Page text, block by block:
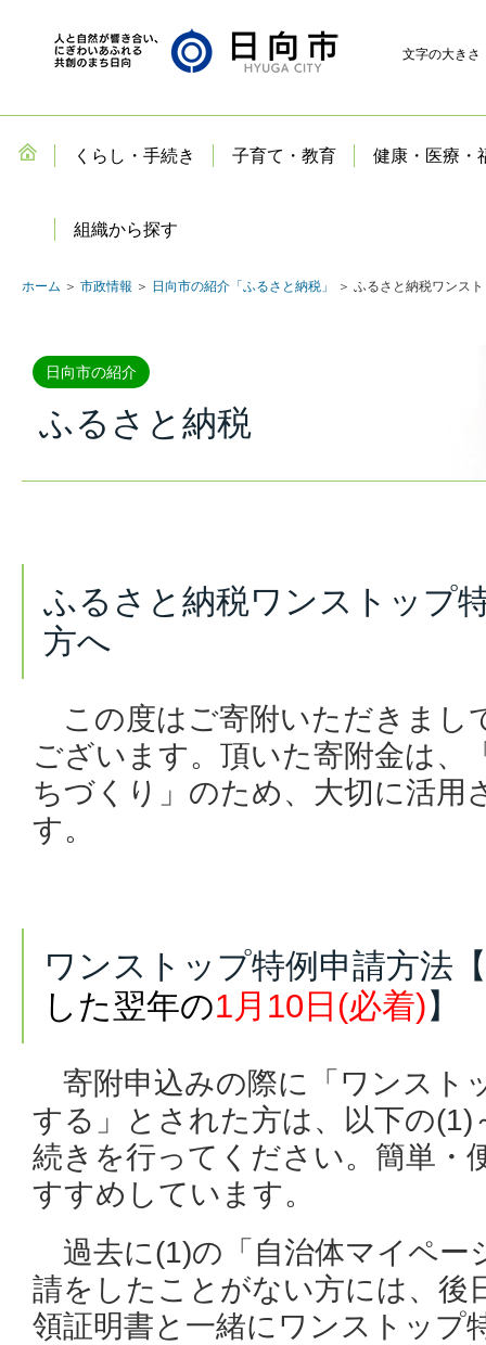
文字の大きさ
くらし・手続き 子育て・教育 健康・医療・
組織から探す
ホーム ＞ 市政情報 ＞ 日向市の紹介「ふるさと納税」 ＞ ふるさと納税ワンス
日向市の紹介
ふるさと納税
ふるさと納税ワンストップ
方へ
この度はご寄附いただきまし
ございます。頂いた寄附金は、
ちづくり」のため、大切に活用
す。
ワンストップ特例申請方法【
した翌年の1月10日(必着)】
寄附申込みの際に「ワンスト
する」とされた方は、以下の
続きを行ってください。簡単・
すすめしています。
過去に(1)の「自治体マイペー
請をしたことがない方には、後
領証明書と一緒にワンストップ